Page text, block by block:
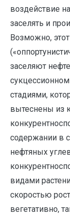
воздействие
заселять и
Возможно,
заселяют
стадиями,
вытеснены из
содержании в
нефтяных
видами
скоростью
вегетативно,